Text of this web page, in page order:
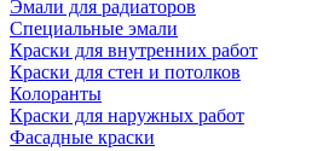
Эмали для радиаторов
Специальные эмали
Краски для внутренних работ
Краски для стен и потолков
Колоранты
Краски для наружных работ
Фасадные краски